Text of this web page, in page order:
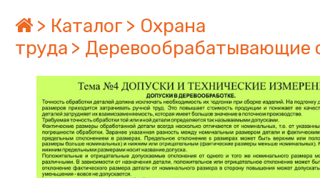
Каталог
Охрана
труда
Деревообрабатывающие